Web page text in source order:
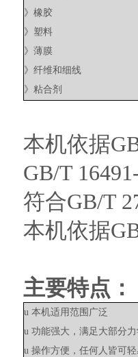
》橡胶
》塑料
》薄膜
》纤维和细线
》粘合剂
本机依据
GB/T
符合GB/T
本机依据
主要特点：
u本机适用范围广泛
u功能强大，满足大部分
u操作方便，任何人皆可